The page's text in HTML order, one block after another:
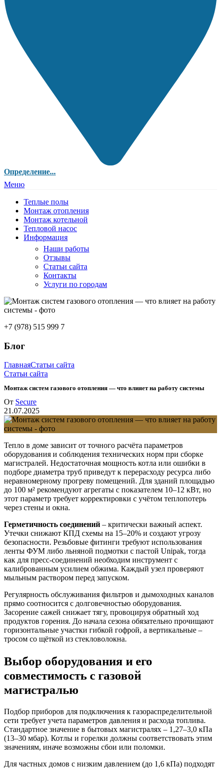
Определение...
Меню
Теплые полы
Монтаж отопления
Монтаж котельной
Тепловой насос
Информация
Наши работы
Отзывы
Статьи сайта
Контакты
Услуги по городам
+7 (978) 515 999 7
Блог
ГлавнаяСтатьи сайта
Статьи сайта
Монтаж систем газового отопления — что влияет на работу системы
От Secure
21.07.2025
Тепло в доме зависит от точного расчёта параметров
оборудования и соблюдения технических норм при сборке
магистралей. Недостаточная мощность котла или ошибки в
подборе диаметра труб приведут к перерасходу ресурса либо
неравномерному прогреву помещений. Для зданий площадью
до 100 м² рекомендуют агрегаты с показателем 10–12 кВт, но
этот параметр требует корректировки с учётом теплопотерь
через стены и окна.
Герметичность соединений – критически важный аспект.
Утечки снижают КПД схемы на 15–20% и создают угрозу
безопасности. Резьбовые фитинги требуют использования
ленты ФУМ либо льняной подмотки с пастой Unipak, тогда
как для пресс-соединений необходим инструмент с
калиброванным усилием обжима. Каждый узел проверяют
мыльным раствором перед запуском.
Регулярность обслуживания фильтров и дымоходных каналов
прямо соотносится с долговечностью оборудования.
Засорение сажей снижает тягу, провоцируя обратный ход
продуктов горения. До начала сезона обязательно прочищают
горизонтальные участки гибкой гофрой, а вертикальные –
тросом со щёткой из стекловолокна.
Выбор оборудования и его
совместимость с газовой
магистралью
Подбор приборов для подключения к газораспределительной
сети требует учета параметров давления и расхода топлива.
Стандартное значение в бытовых магистралях – 1,27–3,0 кПа
(13–30 мбар). Котлы и горелки должны соответствовать этим
значениям, иначе возможны сбои или поломки.
Для частных домов с низким давлением (до 1,6 кПа) подходят